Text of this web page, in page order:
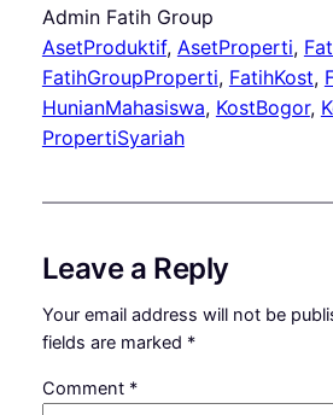
Admin Fatih Group
AsetProduktif, AsetProperti,
FatihGroupProperti, FatihKost,
HunianMahasiswa, KostBogor,
PropertiSyariah
Leave a Reply
Your email address will not be
fields are marked *
Comment *